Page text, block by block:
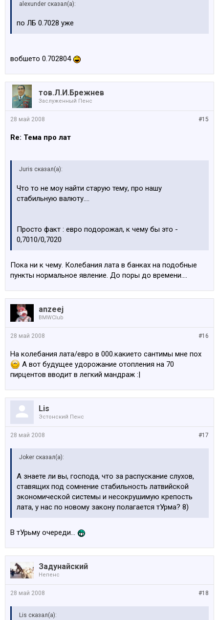
alexunder сказал(а):
по ЛБ 0.7028 уже
вобшето 0.702804
тов.Л.И.Брежнев
Заслуженный Пенс
#15
28 май 2008
Re: Тема про лат
Juris сказал(а):
Что то не моу найти старую тему, про нашу
стабильную валюту....
Просто факт : евро подорожал, к чему бы это -
0,7010/0,7020
Пока ни к чему. Колебания лата в банках на подобные
пункты нормальное явление. До поры до времени....
anzeej
BMWClub
#16
28 май 2008
На колебания лата/евро в 000.какието сантимы мне пох
А вот будущее удорожание отопления на 70
пирцентов вводит в легкий мандраж :|
Lis
Эстонский Пенс
#17
28 май 2008
Joker сказал(а):
А знаете ли вы, господа, что за распускание слухов,
ставящих под сомнение стабильность латвийской
экономической системы и несокрушимую крепость
лата, у нас по новому закону полагается тУрма? 8)
В тУрьму очереди...
Задунайский
Непенс
#18
28 май 2008
Lis сказал(а):